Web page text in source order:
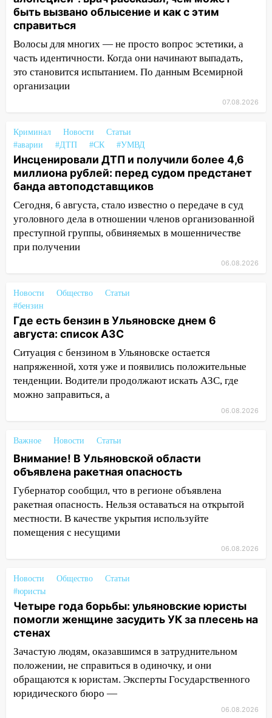
07:20 Жара возвращается: ожидается
знойный и сухой четверг
06:00 Под Ульяновском при развороте
пострадал 38-летний водитель
иномарки
05:00
«Каждая пятая женщина и каждый
второй мужчина в мире сталкиваются с
быть вызвано облысение и как с этим
справиться
03:30 Гороскоп на 7 августа: пятница
принесет прилив творческой энергии и
ошибки
06.08.2026
23:20 Прогноз погоды на 7 августа в
посвящённый Дню воздушного флота
России
19:12 В Ульяновской области
руководителя частной компании
наказали за сокрытие прошлого своего
сотрудник
18:02
В Ульяновск едут звезды
оставил в силе приговор руководству
«УльяновскФармации» за махинации на
3,2 млн рублей
16:09 Ветераны легкой атлетики из
Ульяновска успешно выступили на
Чемпионате России
16:02
В Ульяновской области убрали
15:51
Ульяновской области завели дело на
агрессивную женщину
15:47
курьера: крупная авария в Ульяновске
15:15 Проводил до квартиры и ограбил:
новый кавалер женщины оказался
рецидивистом
быть вызвано облысение и как с этим
справиться
Волосы для многих — не просто вопрос эстетики, а
часть идентичности. Когда они начинают выпадать,
это становится испытанием. По данным Всемирной
организации
07.08.2026
Криминал Новости
Статьи
#аварии
#ДТП #СК #УМВД
Инсценировали ДТП и получили более 4,6
миллиона рублей: перед судом предстанет
банда автоподставщиков
Сегодня, 6 августа, стало известно о передаче в суд
уголовного дела в отношении членов организованной
преступной группы, обвиняемых в мошенничестве
при получении
06.08.2026
Новости Общество
Статьи
#бензин
Где есть бензин в Ульяновске днем 6
августа: список АЗС
Ситуация с бензином в Ульяновске остается
напряженной, хотя уже и появились положительные
тенденции. Водители продолжают искать АЗС, где
можно заправиться, а
06.08.2026
Важное Новости Статьи
Внимание! В Ульяновской области
объявлена ракетная опасность
Губернатор сообщил, что в регионе объявлена
ракетная опасность. Нельзя оставаться на открытой
местности. В качестве укрытия используйте
помещения с несущими
06.08.2026
Новости Общество
Статьи
#юристы
Четыре года борьбы: ульяновские юристы
помогли женщине засудить УК за плесень на
стенах
Зачастую людям, оказавшимся в затруднительном
положении, не справиться в одиночку, и они
обращаются к юристам. Эксперты Государственного
юридического бюро —
06.08.2026